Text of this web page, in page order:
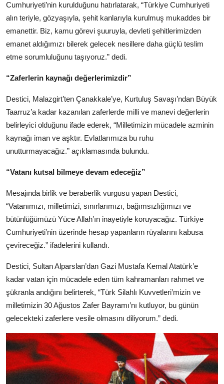
Cumhuriyeti’nin kurulduğunu hatırlatarak, “Türkiye Cumhuriyeti
alın teriyle, gözyaşıyla, şehit kanlarıyla kurulmuş mukaddes bir
emanettir. Biz, kamu görevi şuuruyla, devleti şehitlerimizden
emanet aldığımızı bilerek gelecek nesillere daha güçlü teslim
etme sorumluluğunu taşıyoruz.” dedi.
“Zaferlerin kaynağı değerlerimizdir”
Destici, Malazgirt’ten Çanakkale’ye, Kurtuluş Savaşı’ndan Büyük
Taarruz’a kadar kazanılan zaferlerde milli ve manevi değerlerin
belirleyici olduğunu ifade ederek, “Milletimizin mücadele azminin
kaynağı iman ve aşktır. Evlatlarımıza bu ruhu
unutturmayacağız.” açıklamasında bulundu.
“Vatanı kutsal bilmeye devam edeceğiz”
Mesajında birlik ve beraberlik vurgusu yapan Destici,
“Vatanımızı, milletimizi, sınırlarımızı, bağımsızlığımızı ve
bütünlüğümüzü Yüce Allah’ın inayetiyle koruyacağız. Türkiye
Cumhuriyeti’nin üzerinde hesap yapanların rüyalarını kabusa
çevireceğiz.” ifadelerini kullandı.
Destici, Sultan Alparslan’dan Gazi Mustafa Kemal Atatürk’e
kadar vatan için mücadele eden tüm kahramanları rahmet ve
şükranla andığını belirterek, “Türk Silahlı Kuvvetleri’mizin ve
milletimizin 30 Ağustos Zafer Bayramı’nı kutluyor, bu günün
gelecekteki zaferlere vesile olmasını diliyorum.” dedi.